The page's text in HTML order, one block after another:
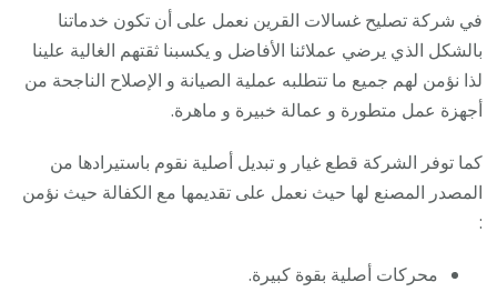
في شركة تصليح غسالات القرين نعمل على أن تكون خدماتنا
بالشكل الذي يرضي عملائنا الأفاضل و يكسبنا ثقتهم الغالية علينا
لذا نؤمن لهم جميع ما تتطلبه عملية الصيانة و الإصلاح الناجحة من
أجهزة عمل متطورة و عمالة خبيرة و ماهرة.
كما توفر الشركة قطع غيار و تبديل أصلية نقوم باستيرادها من
المصدر المصنع لها حيث نعمل على تقديمها مع الكفالة حيث نؤمن
:
محركات أصلية بقوة كبيرة.